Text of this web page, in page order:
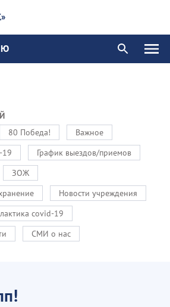
80 Победа!
Важное
19
График выездов/приемов
ЗОЖ
Новости учреждения
covid-19
СМИ о нас